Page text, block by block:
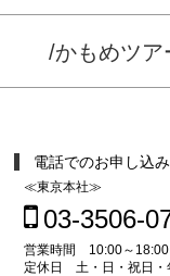
/かもめツア
電話でのお申し込
≪東京本社≫
03-3506-
営業時間 10:00～18:00
定休日 土・日・祝日・